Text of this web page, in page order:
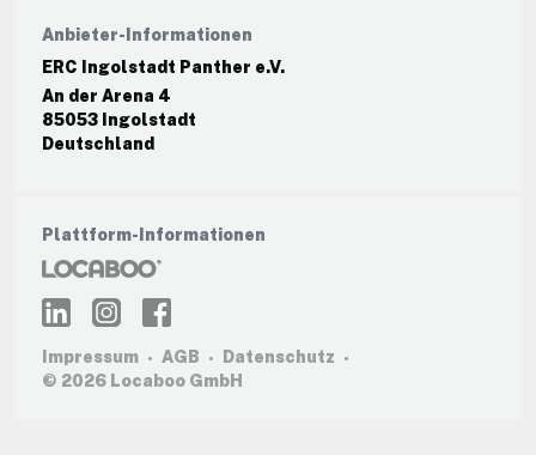
Anbieter-Informationen
ERC Ingolstadt Panther e.V.
An der Arena 4
85053 Ingolstadt
Deutschland
Plattform-Informationen
Impressum AGB
Datenschutz
© 2026 Locaboo GmbH